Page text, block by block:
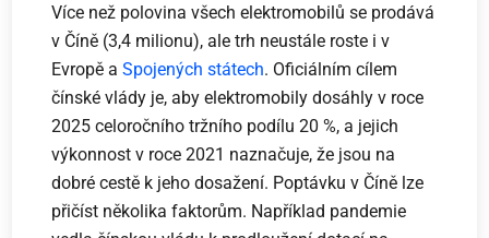
Více než polovina všech elektromobilů se prodává
v Číně (3,4 milionu), ale trh neustále roste i v
Evropě aSpojených státech. Oficiálním cílem
čínské vlády je, aby elektromobily dosáhly v roce
2025 celoročního tržního podílu 20 %, a jejich
výkonnost v roce 2021 naznačuje, že jsou na
dobré cestě k jeho dosažení. Poptávku v Číně lze
přičíst několika faktorům. Například pandemie